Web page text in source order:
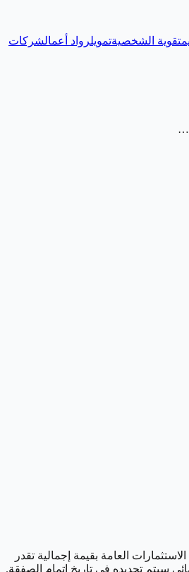
تقوية الشخصيةتمويلرواد أعمالشركات
العامة بقيمة إجمالية تقدر
متوقع أن تتم قبل نهاية الربع الأول من عام 2024، مع العلم أن سعر البيع النهائي سيتم تحديده في تاريخ إتمام الصفقة.